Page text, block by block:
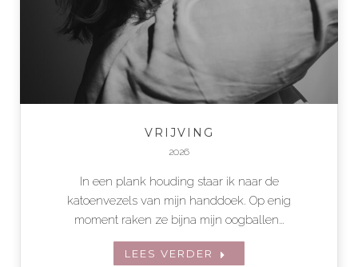
VRIJVING
2026
In een plank houding staar ik naar de
katoenvezels van mijn handdoek. Op enig
moment raken ze bijna mijn oogballen…
LEES VERDER